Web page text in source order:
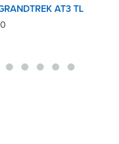
AT3 TL